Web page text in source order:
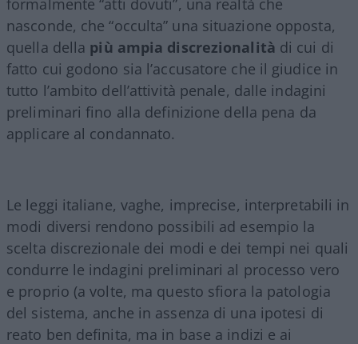
nasconde, che “occulta” una situazione opposta,
quella della più ampia discrezionalità di cui di
fatto cui godono sia l’accusatore che il giudice in
tutto l’ambito dell’attività penale, dalle indagini
preliminari fino alla definizione della pena da
applicare al condannato.
Le leggi italiane, vaghe, imprecise, interpretabili in
modi diversi rendono possibili ad esempio la
scelta discrezionale dei modi e dei tempi nei quali
condurre le indagini preliminari al processo vero
e proprio (a volte, ma questo sfiora la patologia
del sistema, anche in assenza di una ipotesi di
reato ben definita, ma in base a indizi e ai